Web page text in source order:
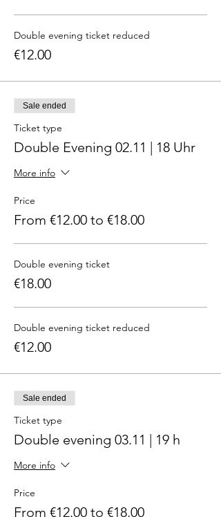
Double evening ticket reduced
€12.00
Sale ended
Ticket type
Double Evening 02.11 | 18 Uhr
More info
Price
From €12.00 to €18.00
Double evening ticket
€18.00
Double evening ticket reduced
€12.00
Sale ended
Ticket type
Double evening 03.11 | 19 h
More info
Price
From €12.00 to €18.00